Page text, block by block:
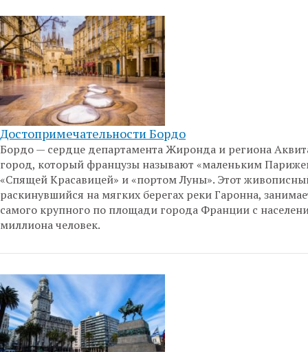
Достопримечательности Бордо
Бордо — сердце департамента Жиронда и региона
город, который французы называют «маленьким
«Спящей Красавицей» и «портом Луны». Этот
раскинувшийся на мягких берегах реки Гаронна,
самого крупного по площади города Франции с
миллиона человек.